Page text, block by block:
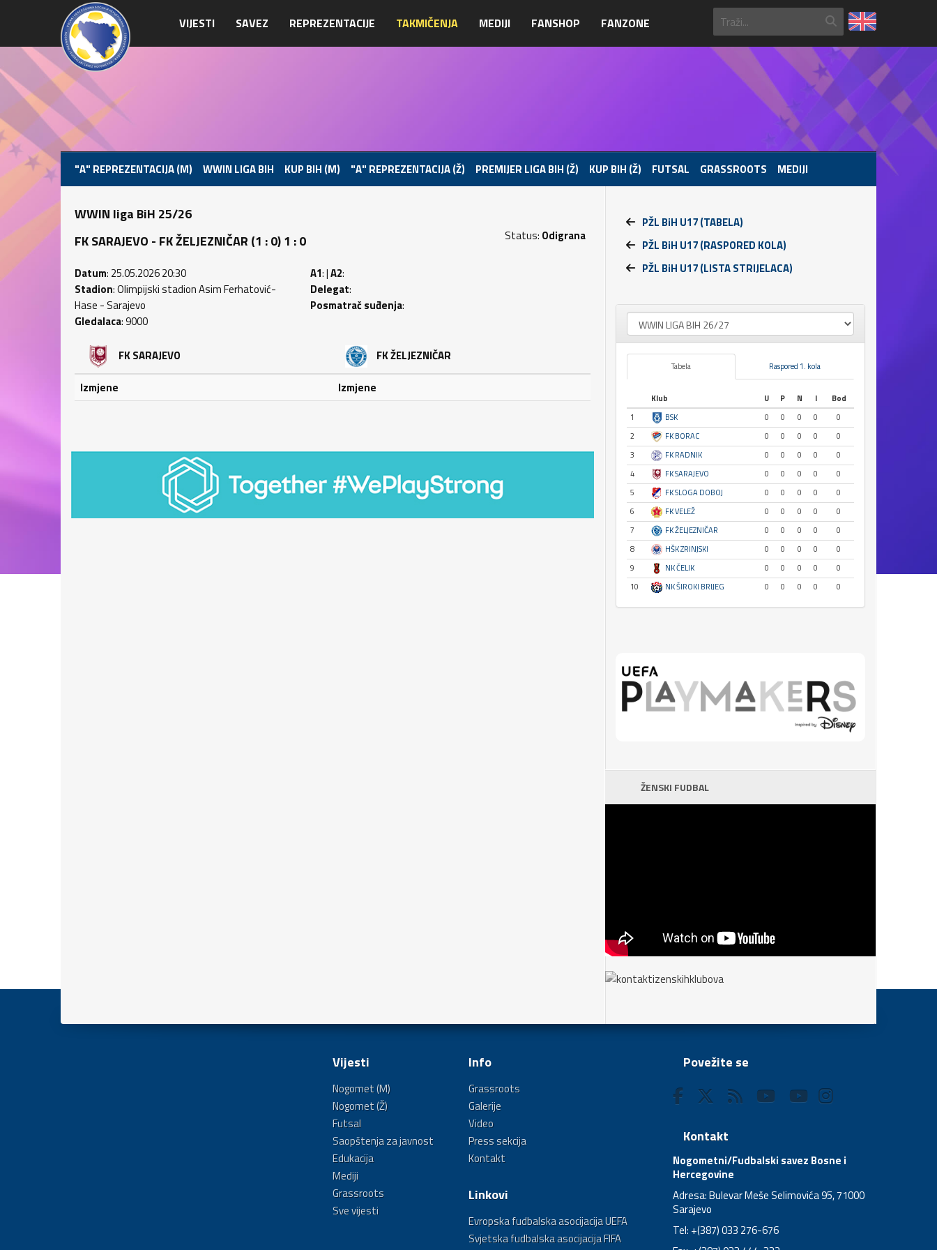
VIJESTI SAVEZ REPREZENTACIJE TAKMIČENJA MEDIJI FANSHOP FANZONE
"A" REPREZENTACIJA (M) WWIN LIGA BIH KUP BIH (M) "A" REPREZENTACIJA (Ž) PREMIJER LIGA BIH (Ž) KUP BIH (Ž) FUTSAL GRASSROOTS MEDIJI
WWIN liga BiH 25/26
FK SARAJEVO - FK ŽELJEZNIČAR (1 : 0) 1 : 0
Status: Odigrana
Datum: 25.05.2026 20:30
Stadion: Olimpijski stadion Asim Ferhatović-
Hase - Sarajevo
Gledalaca: 9000
A1: |A2:
Delegat:
Posmatrač suđenja:
FK SARAJEVO
Izmjene
FK ŽELJEZNIČAR
Izmjene
PŽL BiH U17 (TABELA)
PŽL BiH U17 (RASPORED KOLA)
PŽL BiH U17 (LISTA STRIJELACA)
Tabela Raspored 1. kola
Klub U P N I
Bod
1
BSK 0 0 0 0
0
2
FK BORAC 0 0 0 0
0
3
FK RADNIK 0 0 0 0
0
4
FK SARAJEVO 0 0 0 0
0
5
FK SLOGA DOBOJ 0 0 0 0
0
6
FK VELEŽ 0 0 0 0
0
7
FK ŽELJEZNIČAR 0 0 0 0
0
8
HŠK ZRINJSKI 0 0 0 0
0
9
NK ČELIK 0 0 0 0
0
10
NK ŠIROKI BRIJEG 0 0 0 0 0
ŽENSKI FUDBAL
Vijesti
Nogomet (M)
Nogomet (Ž)
Futsal
Saopštenja za javnost
Edukacija
Mediji
Grassroots
Sve vijesti
Info
Grassroots
Galerije
Video
Press sekcija
Kontakt
Linkovi
Evropska fudbalska asocijacija UEFA
Svjetska fudbalska asocijacija FIFA
Povežite se
Kontakt
Nogometni/Fudbalski savez Bosne i
Hercegovine
Adresa: Bulevar Meše Selimovića 95, 71000
Sarajevo
Tel: +(387) 033 276-676